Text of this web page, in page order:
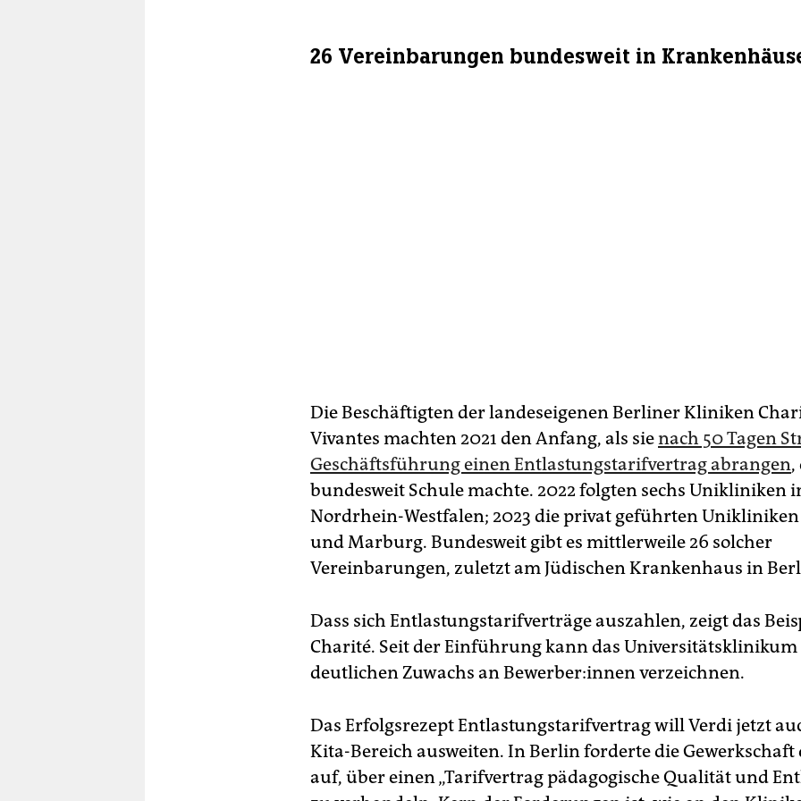
26 Vereinbarungen bundesweit in
Die Beschäftigten der landeseigenen Berliner Kliniken
Vivantes machten 2021 den Anfang, als sienach 50 Tagen
Geschäftsführung einen Entlastungstarifvertrag abrangen,
bundesweit Schule machte. 2022 folgten sechs Unikliniken
Nordrhein-Westfalen; 2023 die privat geführten
und Marburg. Bundesweit gibt es mittlerweile 26 solcher
Vereinbarungen, zuletzt am Jüdischen Krankenhaus in
Dass sich Entlastungstarifverträge auszahlen, zeigt das
Charité. Seit der Einführung kann das Universitätsklinikum
deutlichen Zuwachs an Be­wer­be­r:in­nen verzeichnen.
Das Erfolgsrezept Entlastungstarifvertrag will Verdi jetzt
Kita-Bereich ausweiten. In Berlin forderte die Gewerkschaft
auf, über einen „Tarifvertrag pädagogische Qualität und